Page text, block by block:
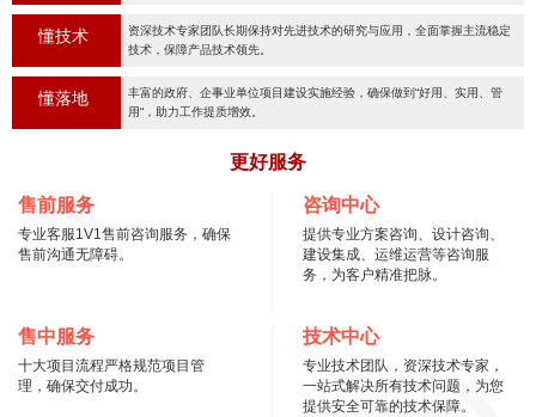
懂技术
资深技术专家团队长期保持对先进技术的研究与应用，全面掌握主流稳定
技术，保障产品技术领先。
懂落地
丰富的政府、企事业单位项目建设实施经验，确保做到“好用、实用、管
用“，助力工作提质增效。
更好服务
售前服务
专业客服1V1售前咨询服务，确保
售前沟通无障碍。
咨询中心
提供专业方案咨询、设计咨询、
建设集成、运维运营等咨询服
务，为客户精准把脉。
售中服务
十大项目流程严格规范项目管
理，确保交付成功。
技术中心
专业技术团队，资深技术专家，
一站式解决所有技术问题，为您
提供安全可靠的技术保障。